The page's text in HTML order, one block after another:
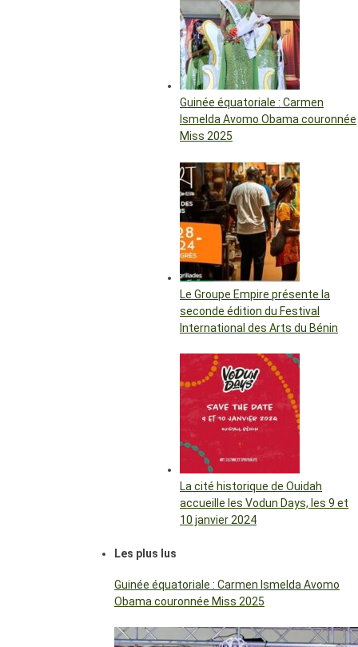
Guinée équatoriale : Carmen
Ismelda Avomo Obama couronnée
Miss 2025
Le Groupe Empire présente la
seconde édition du Festival
International des Arts du Bénin
La cité historique de Ouidah
accueille les Vodun Days, les 9 et
10 janvier 2024
Les plus lus
Guinée équatoriale : Carmen Ismelda Avomo
Obama couronnée Miss 2025